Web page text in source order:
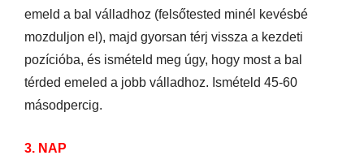
emeld a bal válladhoz (felsőtested minél kevésbé
mozduljon el), majd gyorsan térj vissza a kezdeti
pozícióba, és ismételd meg úgy, hogy most a bal
térded emeled a jobb válladhoz. Ismételd 45-60
másodpercig.
3. NAP